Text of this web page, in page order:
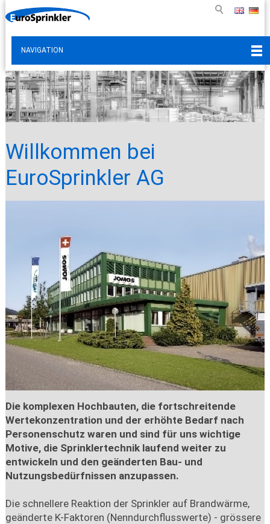
NAVIGATION
Willkommen bei
EuroSprinkler AG
Die komplexen Hochbauten, die fortschreitende
Wertekonzentration und der erhöhte Bedarf nach
Personenschutz waren und sind für uns wichtige
Motive, die Sprinklertechnik laufend weiter zu
entwickeln und den geänderten Bau- und
Nutzungsbedürfnissen anzupassen.
Die schnellere Reaktion der Sprinkler auf Brandwärme,
geänderte K-Faktoren (Nenndurchflusswerte) - grössere